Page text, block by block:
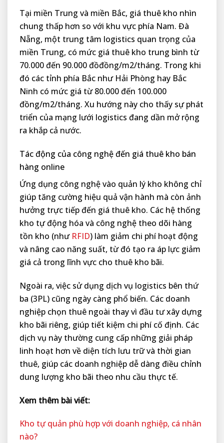
Tại miền Trung và miền Bắc, giá thuê kho nhìn
chung thấp hơn so với khu vực phía Nam. Đà
Nẵng, một trung tâm logistics quan trọng của
miền Trung, có mức giá thuê kho trung bình từ
70.000 đến 90.000 đồđồng/m2/tháng. Trong khi
đó các tỉnh phía Bắc như Hải Phòng hay Bắc
Ninh có mức giá từ 80.000 đến 100.000
đồng/m2/tháng. Xu hướng này cho thấy sự phát
triển của mạng lưới logistics đang dần mở rộng
ra khắp cả nước.
Tác động của công nghệ đến giá thuê kho bán
hàng online
Ứng dụng công nghệ vào quản lý kho không chỉ
giúp tăng cường hiệu quả vận hành mà còn ảnh
hưởng trực tiếp đến giá thuê kho. Các hệ thống
kho tự động hóa và công nghệ theo dõi hàng
tồn kho (như RFID) làm giảm chi phí hoạt động
và nâng cao năng suất, từ đó tạo ra áp lực giảm
giá cả trong lĩnh vực cho thuê kho bãi.
Ngoài ra, việc sử dụng dịch vụ logistics bên thứ
ba (3PL) cũng ngày càng phổ biến. Các doanh
nghiệp chọn thuê ngoài thay vì đầu tư xây dựng
kho bãi riêng, giúp tiết kiệm chi phí cố định. Các
dịch vụ này thường cung cấp những giải pháp
linh hoạt hơn về diện tích lưu trữ và thời gian
thuê, giúp các doanh nghiệp dễ dàng điều chỉnh
dung lượng kho bãi theo nhu cầu thực tế.
Xem thêm bài viết:
Kho tự quản phù hợp với doanh nghiệp, cá nhân
nào?